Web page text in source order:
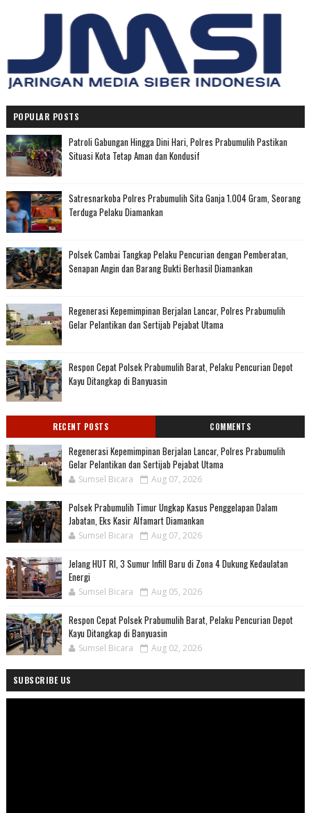
POPULAR POSTS
Patroli Gabungan Hingga Dini Hari, Polres Prabumulih Pastikan
Situasi Kota Tetap Aman dan Kondusif
Satresnarkoba Polres Prabumulih Sita Ganja 1.004 Gram, Seorang
Terduga Pelaku Diamankan
Polsek Cambai Tangkap Pelaku Pencurian dengan Pemberatan,
Senapan Angin dan Barang Bukti Berhasil Diamankan
Regenerasi Kepemimpinan Berjalan Lancar, Polres Prabumulih
Gelar Pelantikan dan Sertijab Pejabat Utama
Respon Cepat Polsek Prabumulih Barat, Pelaku Pencurian Depot
Kayu Ditangkap di Banyuasin
RECENT POSTS COMMENTS
Regenerasi Kepemimpinan Berjalan Lancar, Polres Prabumulih
Gelar Pelantikan dan Sertijab Pejabat Utama
Sumsel Bicara Aug 07, 2026
Polsek Prabumulih Timur Ungkap Kasus Penggelapan Dalam
Jabatan, Eks Kasir Alfamart Diamankan
Sumsel Bicara Aug 07, 2026
Jelang HUT RI, 3 Sumur Infill Baru di Zona 4 Dukung Kedaulatan
Energi
Sumsel Bicara Aug 05, 2026
Respon Cepat Polsek Prabumulih Barat, Pelaku Pencurian Depot
Kayu Ditangkap di Banyuasin
Sumsel Bicara Aug 02, 2026
SUBSCRIBE US